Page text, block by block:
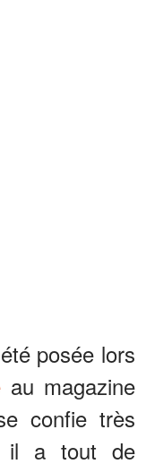
posée lors
au magazine
confie très
il a tout de